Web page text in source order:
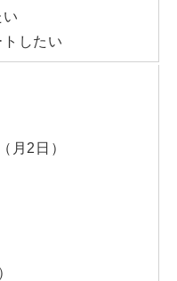
い
トしたい
月2日）